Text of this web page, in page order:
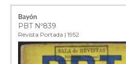
Bayón
PBT Nº839
Revista Portada | 1952